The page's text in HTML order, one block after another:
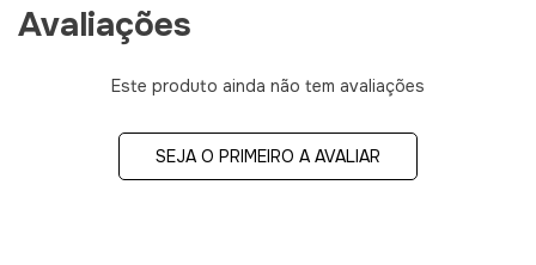
Avaliações
Este produto ainda não tem avaliações
SEJA O PRIMEIRO A AVALIAR